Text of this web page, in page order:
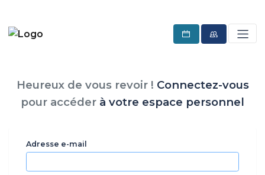
Heureux de vous revoir ! Connectez-vous
pour accéder à votre espace personnel
Adresse e-mail